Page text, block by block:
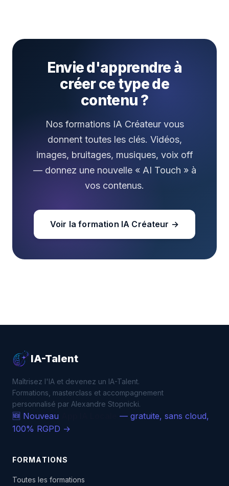
Envie d'apprendre à
créer ce type de
contenu ?
Nos formations IA Créateur vous
donnent toutes les clés. Vidéos,
images, bruitages, musiques, voix off
— donnez une nouvelle « AI Touch » à
vos contenus.
Voir la formation IA Créateur →
IA-Talent
Maîtrisez l'IA et devenez un IA-Talent.
Formations, masterclass et accompagnement
personnalisé par Alexandre Stopnicki.
🆕 Nouveau
— gratuite, sans cloud,
100% RGPD →
FORMATIONS
Toutes les formations